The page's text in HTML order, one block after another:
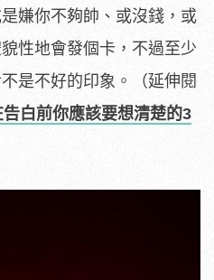
嫌你不夠帥、或沒錢，或
性地會發個卡，不過至少
是不好的印象。（延伸閱
白前你應該要想清楚的3